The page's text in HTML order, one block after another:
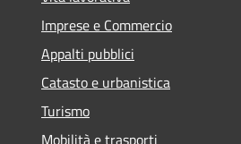
Imprese e Commercio
Appalti pubblici
Catasto e urbanistica
Turismo
Mobilità e trasporti